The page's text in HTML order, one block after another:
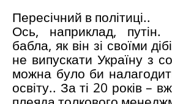
Пересічний в політиці..
Ось, наприклад, путін.
бабла, як він зі своїми
не випускати Україну з
можна було би
освіту.. За ті 20 років –